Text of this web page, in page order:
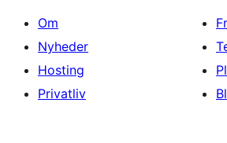
Om
Nyheder
Hosting
Privatliv